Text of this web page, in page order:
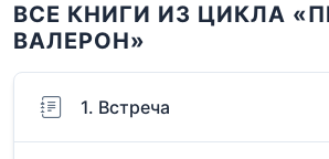
ВСЕ КНИГИ ИЗ ЦИКЛА
ВАЛЕРОН»
1. Встреча